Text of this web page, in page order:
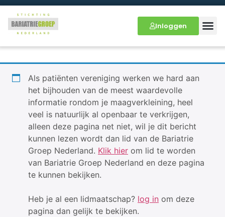
Inloggen
Als patiënten vereniging werken we hard aan
het bijhouden van de meest waardevolle
informatie rondom je maagverkleining, heel
veel is natuurlijk al openbaar te verkrijgen,
alleen deze pagina net niet, wil je dit bericht
kunnen lezen wordt dan lid van de Bariatrie
Groep Nederland. Klik hier om lid te worden
van Bariatrie Groep Nederland en deze pagina
te kunnen bekijken.
Heb je al een lidmaatschap? log in om deze
pagina dan gelijk te bekijken.